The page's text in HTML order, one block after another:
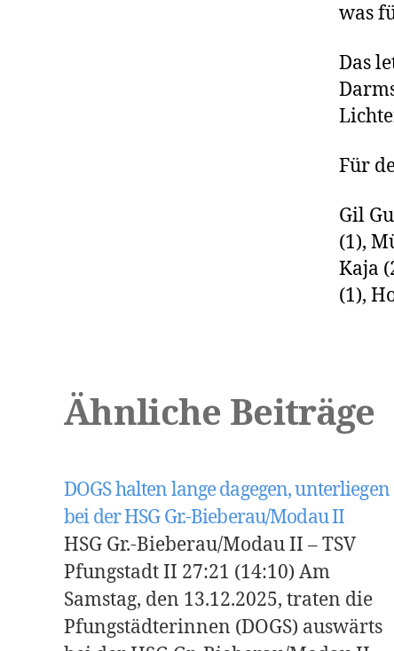
was
Das
Für
Gil
(1),
Kaja
(1),
Ähnliche Beiträge
DOGS halten lange dagegen, unterliegen
bei der HSG Gr.-Bieberau/Modau II
HSG Gr.-Bieberau/Modau II – TSV
Pfungstadt II 27:21 (14:10) Am
Samstag, den 13.12.2025, traten die
Pfungstädterinnen (DOGS) auswärts